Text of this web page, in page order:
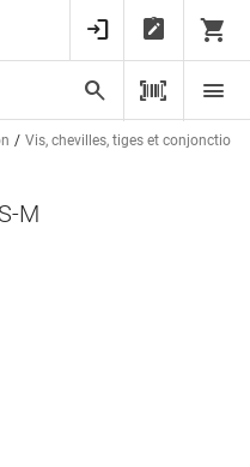
Vis, chevilles, tiges et conjonctions
M